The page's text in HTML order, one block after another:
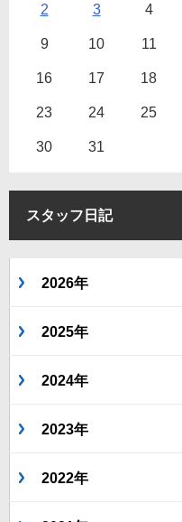
2 3 4
9 10 11
16 17 18
23 24 25
30 31
スタッフ日記
2026年
2025年
2024年
2023年
2022年